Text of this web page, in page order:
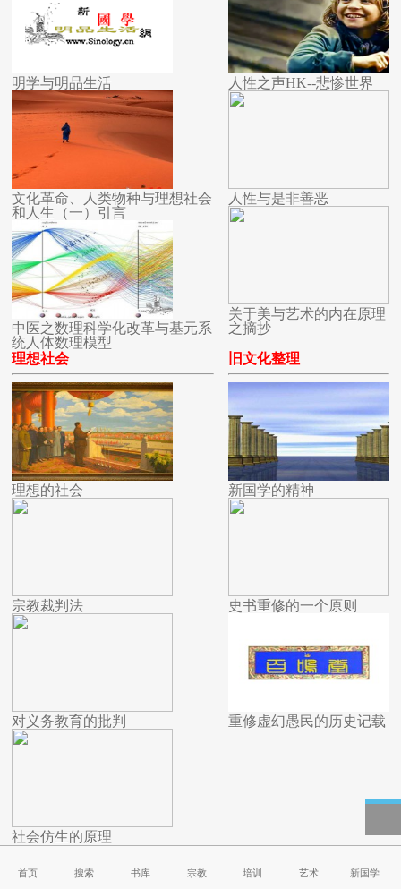
明学与明品生活
文化革命、人类物种与理想社会
和人生（一）引言
中医之数理科学化改革与基元系
统人体数理模型
人性之声HK--悲惨世界
人性与是非善恶
关于美与艺术的内在原理
之摘抄
理想社会
理想的社会
宗教裁判法
对义务教育的批判
社会仿生的原理
旧文化整理
新国学的精神
史书重修的一个原则
重修虚幻愚民的历史记载
第八届中国博物馆及相关产品与技术 由国家文物局指
首页 搜索 书库 宗教 培训 艺术 新国学